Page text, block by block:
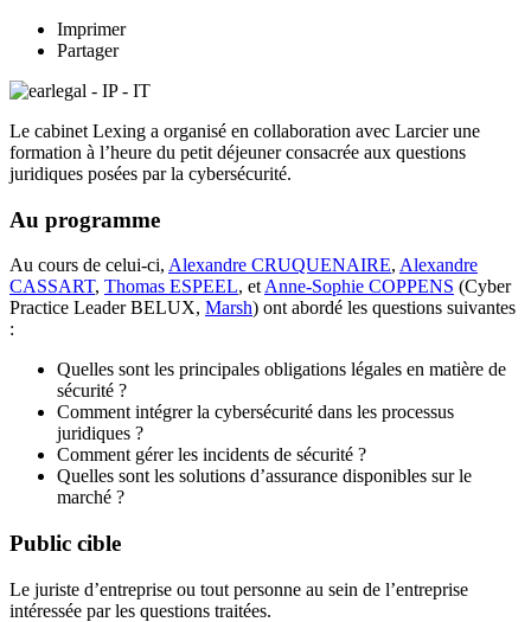
Imprimer
Partager
Le cabinet Lexing a organisé en collaboration avec Larcier une
formation à l’heure du petit déjeuner consacrée aux questions
juridiques posées par la cybersécurité.
Au programme
Au cours de celui-ci, Alexandre CRUQUENAIRE, Alexandre
CASSART, Thomas ESPEEL, et Anne-Sophie COPPENS (Cyber
Practice Leader BELUX, Marsh) ont abordé les questions suivantes
:
Quelles sont les principales obligations légales en matière de
sécurité ?
Comment intégrer la cybersécurité dans les processus
juridiques ?
Comment gérer les incidents de sécurité ?
Quelles sont les solutions d’assurance disponibles sur le
marché ?
Public cible
Le juriste d’entreprise ou tout personne au sein de l’entreprise
intéressée par les questions traitées.